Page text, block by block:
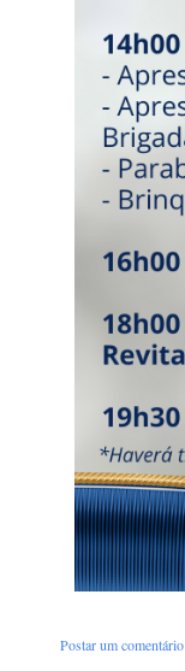
Postar um comentário